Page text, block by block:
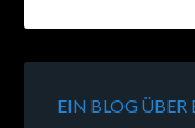
EIN BLOG ÜBER